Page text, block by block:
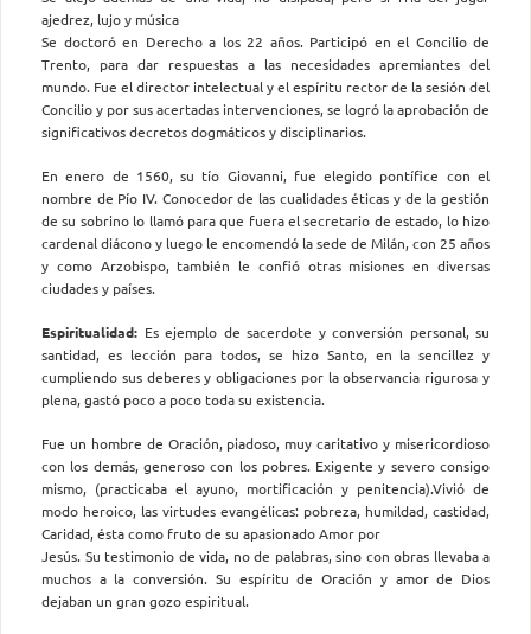
ajedrez, lujo y música
Se doctoró en Derecho a los 22 años. Participó en el Concilio de
Trento, para dar respuestas a las necesidades apremiantes del
mundo. Fue el director intelectual y el espíritu rector de la sesión del
Concilio y por sus acertadas intervenciones, se logró la aprobación de
significativos decretos dogmáticos y disciplinarios.
En enero de 1560, su tío Giovanni, fue elegido pontífice con el
nombre de Pío IV. Conocedor de las cualidades éticas y de la gestión
de su sobrino lo llamó para que fuera el secretario de estado, lo hizo
cardenal diácono y luego le encomendó la sede de Milán, con 25 años
y como Arzobispo, también le confió otras misiones en diversas
ciudades y países.
Espiritualidad: Es ejemplo de sacerdote y conversión personal, su
santidad, es lección para todos, se hizo Santo, en la sencillez y
cumpliendo sus deberes y obligaciones por la observancia rigurosa y
plena, gastó poco a poco toda su existencia.
Fue un hombre de Oración, piadoso, muy caritativo y misericordioso
con los demás, generoso con los pobres. Exigente y severo consigo
mismo, (practicaba el ayuno, mortificación y penitencia).Vivió de
modo heroico, las virtudes evangélicas: pobreza, humildad, castidad,
Caridad, ésta como fruto de su apasionado Amor por
Jesús. Su testimonio de vida, no de palabras, sino con obras llevaba a
muchos a la conversión. Su espíritu de Oración y amor de Dios
dejaban un gran gozo espiritual.